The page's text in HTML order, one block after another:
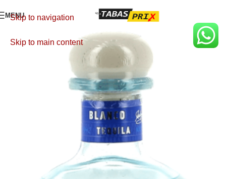
Skip to navigation
Skip to main content
MENU